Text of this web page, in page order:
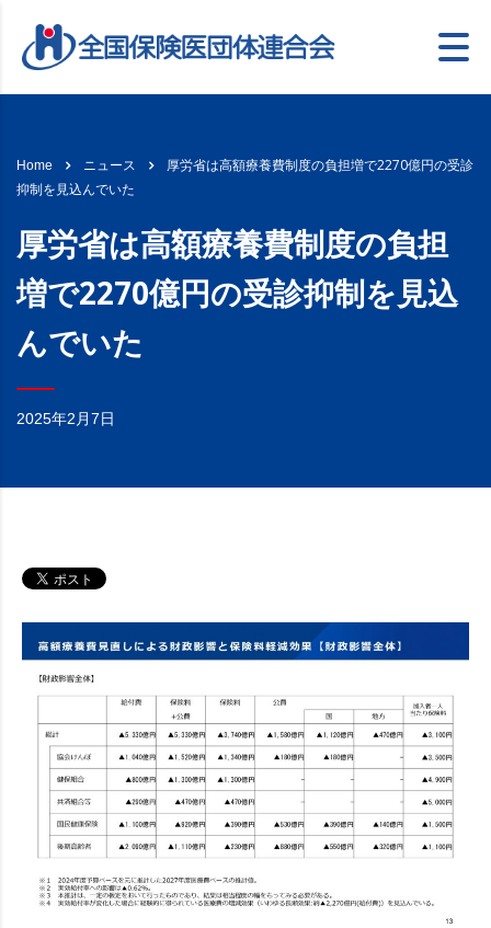
Home ニュース
厚労省は高額療養費制度の負担増で2270億円の受診
抑制を見込んでいた
厚労省は高額療養費制度の負担
増で2270億円の受診抑制を見込
んでいた
2025年2月7日